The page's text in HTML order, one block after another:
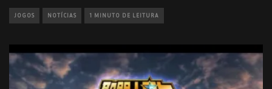
JOGOS NOTÍCIAS 1 MINUTO DE LEITURA